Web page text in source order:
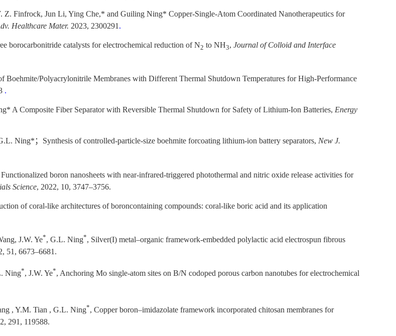
Finfrock, Jun Li, Ying Che,* and Guiling Ning* Copper-Single-Atom Coordinated Nanotherapeutics for
Healthcare Mater. 2023, 2300291 .
catalysts for electrochemical reduction of N2 to NH3, Journal of Colloid and Interface
Polyacrylonitrile Membranes with Different Thermal Shutdown Temperatures for High-Performance
.
A Composite Fiber Separator with Reversible Thermal Shutdown for Safety of Lithium-Ion Batteries, Energy
Ning* ； Synthesis of controlled-particle-size boehmite forcoating lithium-ion battery separators, New J.
Functionalized boron nanosheets with near-infrared-triggered photothermal and nitric oxide release activities for
Science, 2022, 10, 3747–3756.
of coral-like architectures of boroncontaining compounds: coral-like boric acid and its application
J.W. Ye*, G.L. Ning*, Silver(I) metal–organic framework-embedded polylactic acid electrospun fibrous
51, 6673–6681.
Ning*, J.W. Ye*, Anchoring Mo single-atom sites on B/N codoped porous carbon nanotubes for electrochemical
, Y.M. Tian , G.L. Ning*, Copper boron–imidazolate framework incorporated chitosan membranes for
291, 119588.